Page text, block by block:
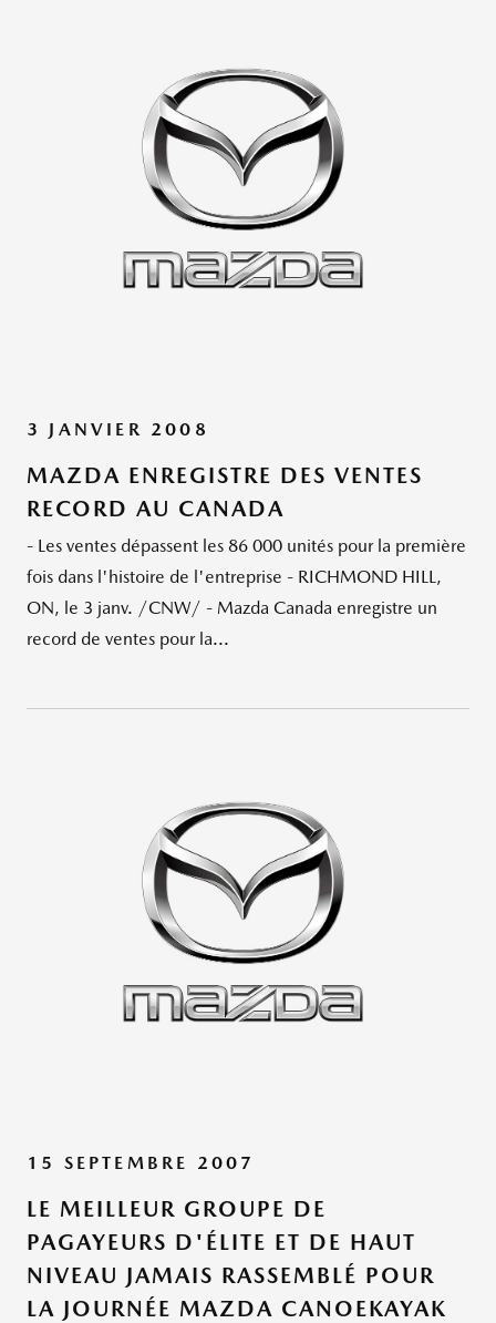
3 JANVIER 2008
MAZDA ENREGISTRE DES VENTES
RECORD AU CANADA
- Les ventes dépassent les 86 000 unités pour la première
fois dans l'histoire de l'entreprise - RICHMOND HILL,
ON, le 3 janv. /CNW/ - Mazda Canada enregistre un
record de ventes pour la...
15 SEPTEMBRE 2007
LE MEILLEUR GROUPE DE
PAGAYEURS D'ÉLITE ET DE HAUT
NIVEAU JAMAIS RASSEMBLÉ POUR
LA JOURNÉE MAZDA CANOEKAYAK